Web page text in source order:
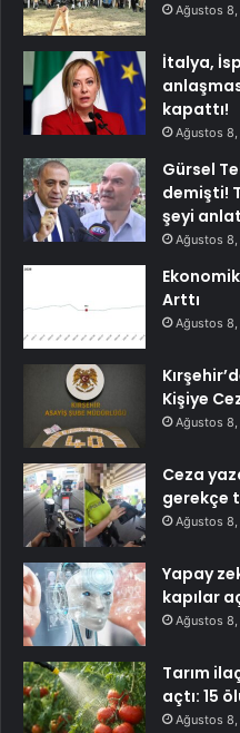
Ağustos
İtalya,
kapattı!
Ağustos
Gürsel
demişti!
şeyi
Ağustos
Arttı
Ağustos
Kişiye
Ağustos
Ceza
gerekçe
Ağustos
Yapay
kapılar
Ağustos
Tarım
açtı: 15
Ağustos